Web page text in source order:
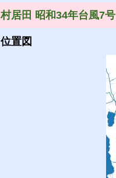
村居田 昭和34年台風7号
位置図